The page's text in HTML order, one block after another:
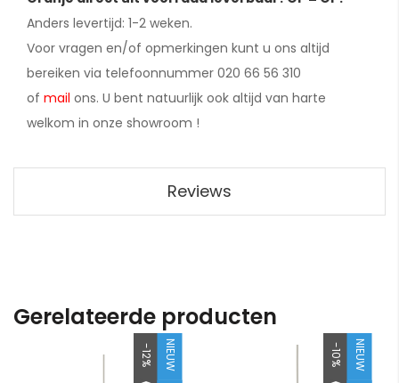
Anders levertijd: 1-2 weken.
Voor vragen en/of opmerkingen kunt u ons altijd
bereiken via telefoonnummer 020 66 56 310
of mail ons. U bent natuurlijk ook altijd van harte
welkom in onze showroom !
Reviews
Gerelateerde producten
-12% NIEUW -10% NIEUW